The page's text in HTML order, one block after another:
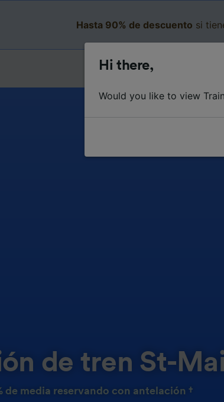
Hasta 90% de descuento si
de tren St-
de media reservando con antelación †
Hi there,
Would you like to view